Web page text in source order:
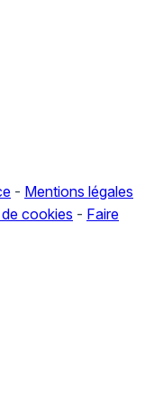
- Mentions légales
cookies - Faire